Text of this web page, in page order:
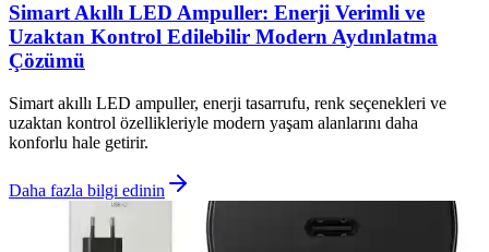
Simart Akıllı LED Ampuller: Enerji Verimli ve
Uzaktan Kontrol Edilebilir Modern Aydınlatma
Çözümü
Simart akıllı LED ampuller, enerji tasarrufu, renk seçenekleri ve
uzaktan kontrol özellikleriyle modern yaşam alanlarını daha
konforlu hale getirir.
Daha fazla bilgi edinin